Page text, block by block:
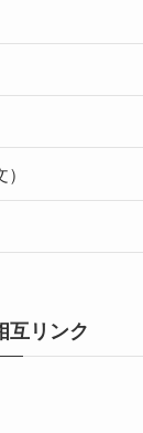
互リンク